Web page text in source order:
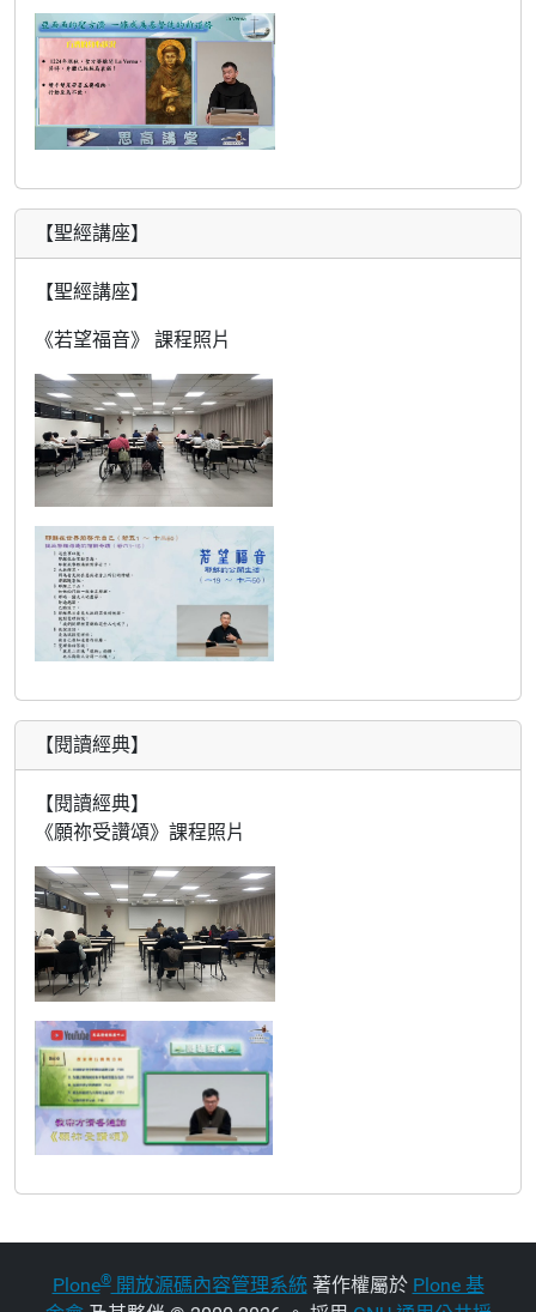
【聖經講座】
【聖經講座】
《若望福音》 課程照片
【閱讀經典】
【閱讀經典】
《願祢受讚頌》課程照片
Plone®開放源碼內容管理系統著作權屬於 Plone 基